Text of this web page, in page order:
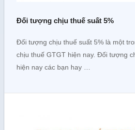
Đối tượng chịu thuế suất 5%
Đối tượng chịu thuế suất 5% là một
chịu thuế GTGT hiện nay. Đối tượng
hiện nay các bạn hay …